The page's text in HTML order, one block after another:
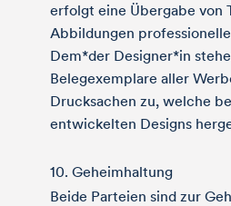
erfolgt eine Übergabe von
Abbildungen
Dem*der Designer*in
Belegexemplare aller
Drucksachen zu, welche
entwickelten Designs
10. Geheimhaltung
Beide Parteien sind zur